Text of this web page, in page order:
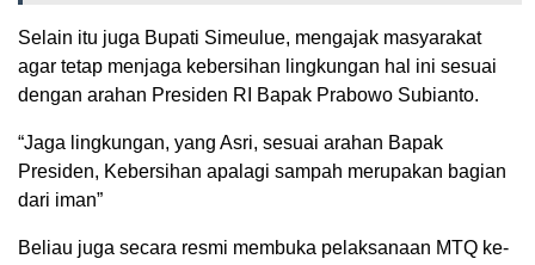
Selain itu juga Bupati Simeulue, mengajak masyarakat
agar tetap menjaga kebersihan lingkungan hal ini sesuai
dengan arahan Presiden RI Bapak Prabowo Subianto.
“Jaga lingkungan, yang Asri, sesuai arahan Bapak
Presiden, Kebersihan apalagi sampah merupakan bagian
dari iman”
Beliau juga secara resmi membuka pelaksanaan MTQ ke-